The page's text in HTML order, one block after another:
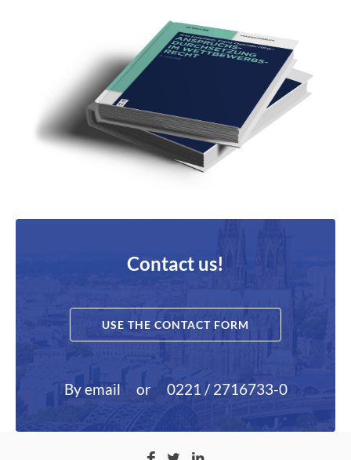
Contact us!
USE THE CONTACT FORM
By email or 0221 / 2716733-0